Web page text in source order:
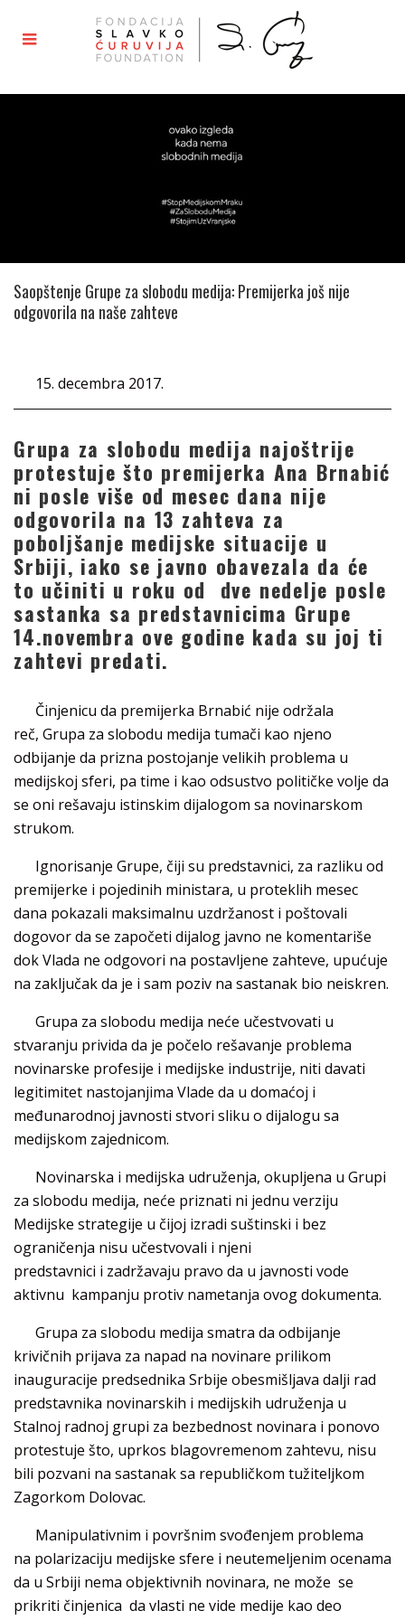
Saopštenje Grupe za slobodu medija: Premijerka još nije
odgovorila na naše zahteve
15. decembra 2017.
Grupa za slobodu medija najoštrije
protestuje što premijerka Ana Brnabić
ni posle više od mesec dana nije
odgovorila na 13 zahteva za
poboljšanje medijske situacije u
Srbiji, iako se javno obavezala da će
to učiniti u roku od dve nedelje posle
sastanka sa predstavnicima Grupe
14.novembra ove godine kada su joj ti
zahtevi predati.
Činjenicu da premijerka Brnabić nije održala
reč, Grupa za slobodu medija tumači kao njeno
odbijanje da prizna postojanje velikih problema u
medijskoj sferi, pa time i kao odsustvo političke volje da
se oni rešavaju istinskim dijalogom sa novinarskom
strukom.
Ignorisanje Grupe, čiji su predstavnici, za razliku od
premijerke i pojedinih ministara, u proteklih mesec
dana pokazali maksimalnu uzdržanost i poštovali
dogovor da se započeti dijalog javno ne komentariše
dok Vlada ne odgovori na postavljene zahteve, upućuje
na zaključak da je i sam poziv na sastanak bio neiskren.
Grupa za slobodu medija neće učestvovati u
stvaranju privida da je počelo rešavanje problema
novinarske profesije i medijske industrije, niti davati
legitimitet nastojanjima Vlade da u domaćoj i
međunarodnoj javnosti stvori sliku o dijalogu sa
medijskom zajednicom.
Novinarska i medijska udruženja, okupljena u Grupi
za slobodu medija, neće priznati ni jednu verziju
Medijske strategije u čijoj izradi suštinski i bez
ograničenja nisu učestvovali i njeni
predstavnici i zadržavaju pravo da u javnosti vode
aktivnu kampanju protiv nametanja ovog dokumenta.
Grupa za slobodu medija smatra da odbijanje
krivičnih prijava za napad na novinare prilikom
inauguracije predsednika Srbije obesmišljava dalji rad
predstavnika novinarskih i medijskih udruženja u
Stalnoj radnoj grupi za bezbednost novinara i ponovo
protestuje što, uprkos blagovremenom zahtevu, nisu
bili pozvani na sastanak sa republičkom tužiteljkom
Zagorkom Dolovac.
Manipulativnim i površnim svođenjem problema
na polarizaciju medijske sfere i neutemeljenim ocenama
da u Srbiji nema objektivnih novinara, ne može se
prikriti činjenica da vlasti ne vide medije kao deo